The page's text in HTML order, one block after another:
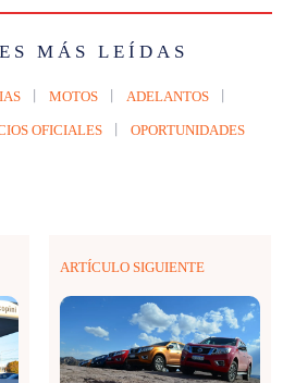
MÁS LEÍDAS
MOTOS ADELANTOS
OFICIALES OPORTUNIDADES
ARTÍCULO SIGUIENTE